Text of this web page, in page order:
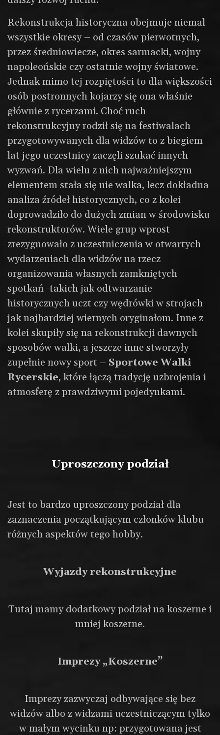
Rekonstrukcja historyczna obejmuje niemal
wszystkie okresy – od czasów pierwotnych,
przez średniowiecze, okres sarmacki, wojny
napoleońskie czy ostatnie wojny światowe.
Jednak mimo tej rozpiętości to dla większości
osób postronnych kojarzy się ona właśnie
głównie z rycerzami. Choć ruch
rekonstrukcyjny rodził się na festiwalach
przygotowywanych dla widzów to z biegiem
lat jego uczestnicy zaczęli szukać innych
wyzwań. Dla wielu z nich najważniejszym
elementem stała się nie walka, lecz dokładna
analiza źródeł historycznych, co z kolei
doprowadziło do dużych zmian w środowisku
rekonstruktorów. Wiele grup wprost
zrezygnowało z uczestniczenia w otwartych
wydarzeniach dla widzów na rzecz
organizowania własnych zamkniętych
spotkań -takich jak odtwarzanie
historycznych uczt czy wędrówki w strojach
jak najbardziej wiernych oryginałom. Inne z
kolei skupiły się na rekonstrukcji dawnych
sposobów walki, a jeszcze inne stworzyły
zupełnie nowy sport – Sportowe Walki
Rycerskie, które łączą tradycję uzbrojenia i
atmosferę z prawdziwymi pojedynkami.
Uproszczony podział
Jest to bardzo uproszczony podział dla
zaznaczenia początkującym członków klubu
różnych aspektów tego hobby.
Wyjazdy rekonstrukcyjne
Tutaj mamy dodatkowy podział na koszerne i
mniej koszerne.
Imprezy „Koszerne”
Imprezy zazwyczaj odbywające się bez
widzów albo z widzami uczestniczącym tylko
w małym wycinku np: przygotowana jest